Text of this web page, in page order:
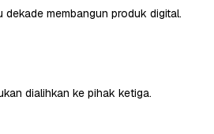
dekade membangun produk digital.
dialihkan ke pihak ketiga.